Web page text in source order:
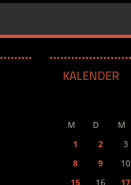
KALENDER
M D M
1
2 3
8
9 10
15
16 17